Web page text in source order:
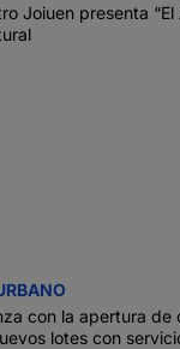
Joiuen presenta “El
con la apertura de
lotes con